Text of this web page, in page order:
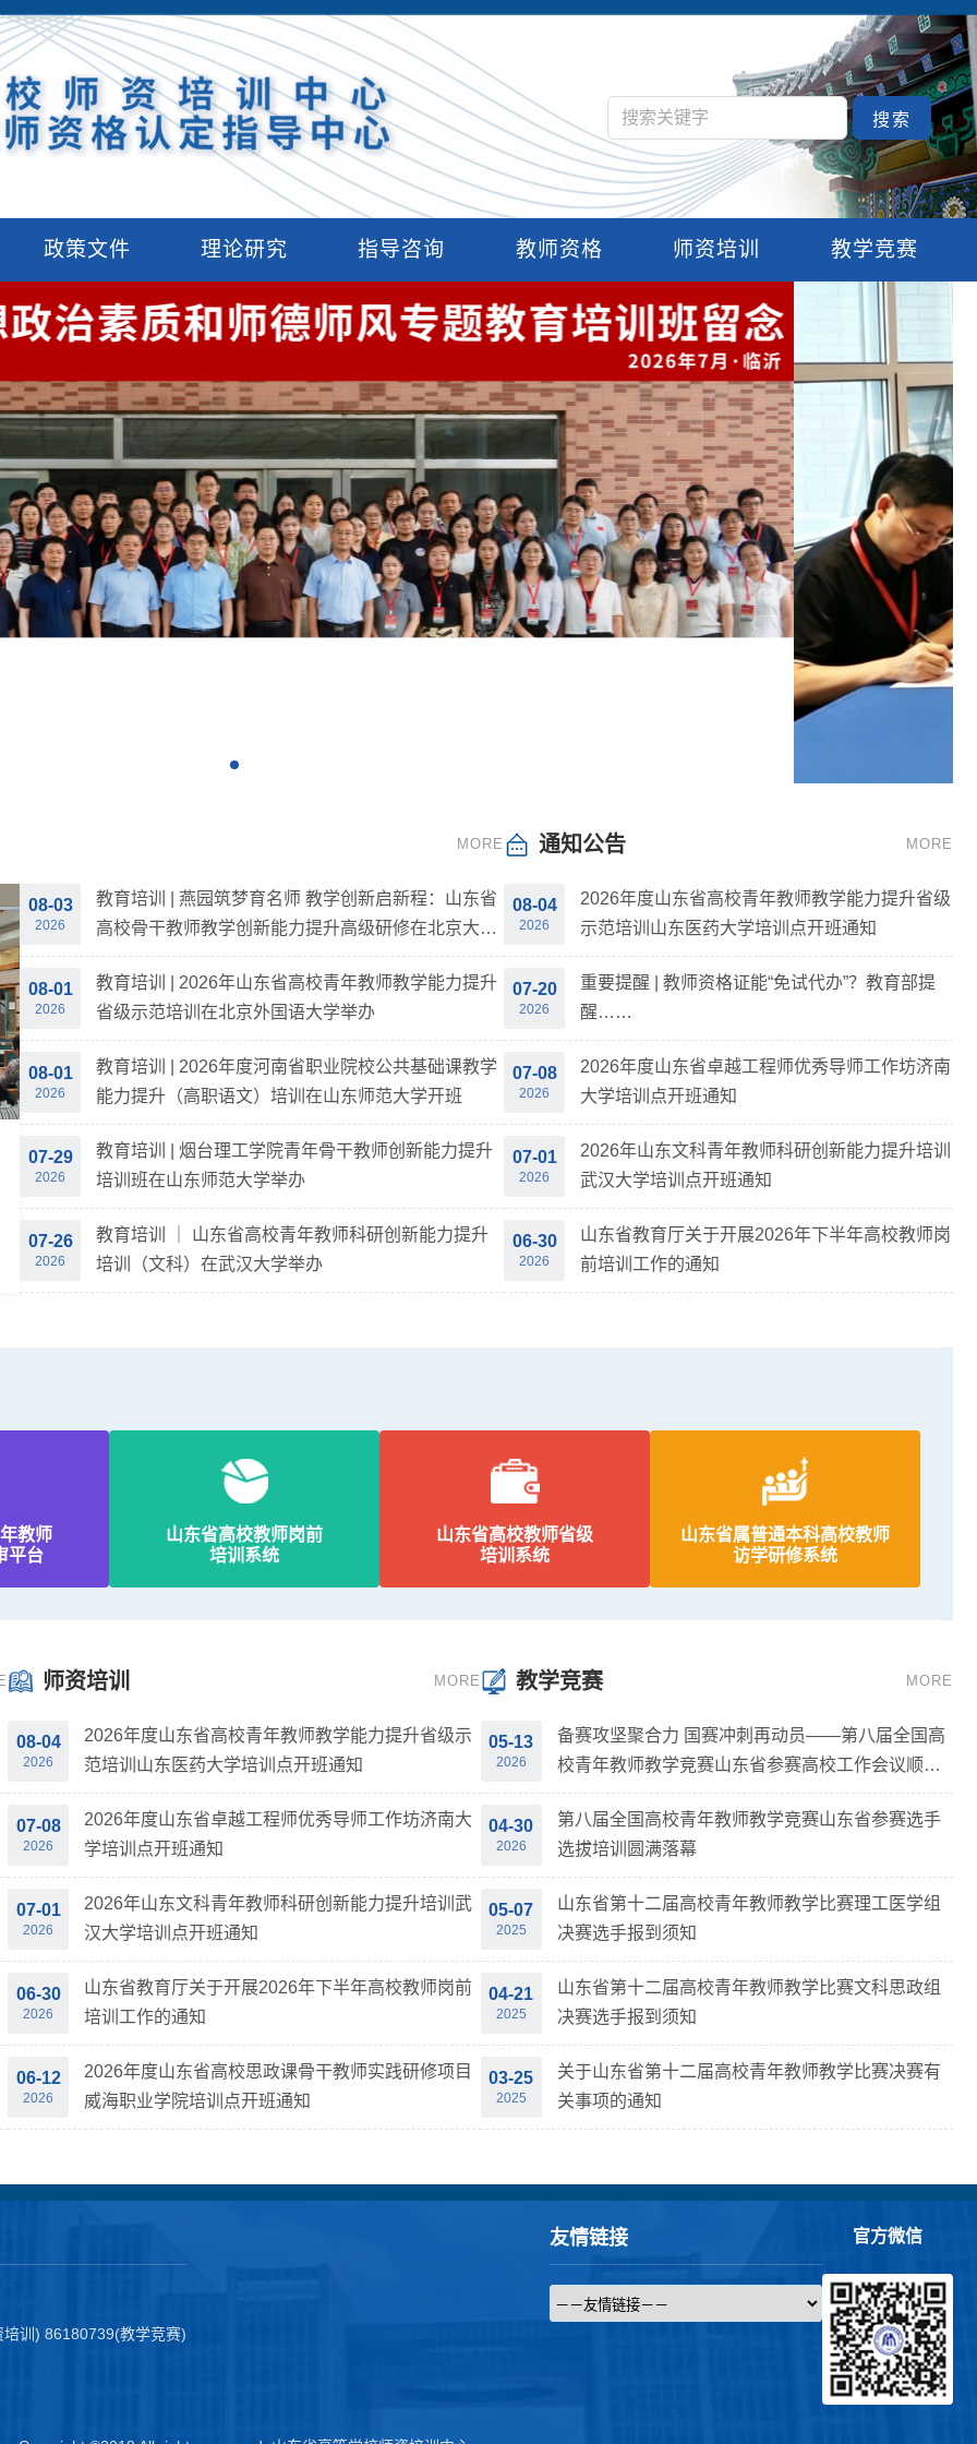
搜索
政策文件 理论研究 指导咨询 教师资格 师资培训 教学竞赛
MORE
08-03
2026
教育培训 | 燕园筑梦育名师 教学创新启新程：山东省
高校骨干教师教学创新能力提升高级研修在北京大学
顺利举办
08-01
2026
教育培训 | 2026年山东省高校青年教师教学能力提升
省级示范培训在北京外国语大学举办
08-01
2026
教育培训 | 2026年度河南省职业院校公共基础课教学
能力提升（高职语文）培训在山东师范大学开班
07-29
2026
教育培训 | 烟台理工学院青年骨干教师创新能力提升
培训班在山东师范大学举办
07-26
2026
教育培训 ｜ 山东省高校青年教师科研创新能力提升
培训（文科）在武汉大学举办
通知公告 MORE
08-04
2026
2026年度山东省高校青年教师教学能力提升省级
示范培训山东医药大学培训点开班通知
07-20
2026
重要提醒 | 教师资格证能“免试代办”？教育部提
醒……
07-08
2026
2026年度山东省卓越工程师优秀导师工作坊济南
大学培训点开班通知
07-01
2026
2026年山东文科青年教师科研创新能力提升培训
武汉大学培训点开班通知
06-30
2026
山东省教育厅关于开展2026年下半年高校教师岗
前培训工作的通知
教师
平台
山东省高校教师岗前
培训系统
山东省高校教师省级
培训系统
山东省属普通本科高校教师
访学研修系统
师资培训 MORE
08-04
2026
2026年度山东省高校青年教师教学能力提升省级示
范培训山东医药大学培训点开班通知
07-08
2026
2026年度山东省卓越工程师优秀导师工作坊济南大
学培训点开班通知
07-01
2026
2026年山东文科青年教师科研创新能力提升培训武
汉大学培训点开班通知
06-30
2026
山东省教育厅关于开展2026年下半年高校教师岗前
培训工作的通知
06-12
2026
2026年度山东省高校思政课骨干教师实践研修项目
威海职业学院培训点开班通知
教学竞赛 MORE
05-13
2026
备赛攻坚聚合力 国赛冲刺再动员——第八届全国高
校青年教师教学竞赛山东省参赛高校工作会议顺利
召开
04-30
2026
第八届全国高校青年教师教学竞赛山东省参赛选手
选拔培训圆满落幕
05-07
2025
山东省第十二届高校青年教师教学比赛理工医学组
决赛选手报到须知
04-21
2025
山东省第十二届高校青年教师教学比赛文科思政组
决赛选手报到须知
03-25
2025
关于山东省第十二届高校青年教师教学比赛决赛有
关事项的通知
训) 86180739(教学竞赛)
友情链接 官方微信